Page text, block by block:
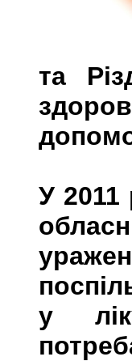
та
У 2011
у